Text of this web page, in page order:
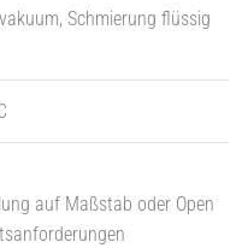
Schmierung flüssig
auf Maßstab oder Open